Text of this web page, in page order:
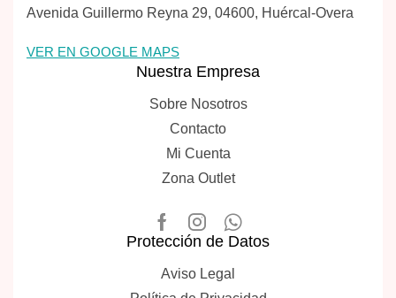
Avenida Guillermo Reyna 29, 04600, Huércal-Overa
VER EN GOOGLE MAPS
Nuestra Empresa
Sobre Nosotros
Contacto
Mi Cuenta
Zona Outlet
Protección de Datos
Aviso Legal